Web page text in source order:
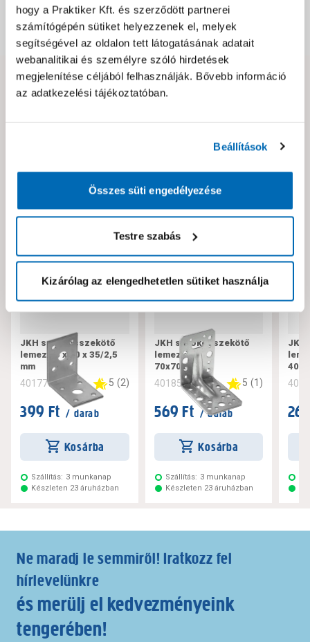
hogy a Praktiker Kft. és szerződött partnerei
számítógépén sütiket helyezzenek el, melyek
segítségével az oldalon tett látogatásának adatait
webanalitikai és személyre szóló hirdetések
megjelenítése céljából felhasználják. Bővebb információ
az adatkezelési tájékoztatóban.
Beállítások
Összes süti engedélyezése
Testre szabás
Kizárólag az elengedhetetlen sütiket használja
Dokumentumok, felelős személy
Hibát találtál az oldalon vagy a termék leírásában?
JKH sarokösszekötő
lemez 50 x 50 x 35/2,5
mm
401779 5 (2)
399 Ft / darab
Kosárba
Szállítás: 3 munkanap
Készleten 23 áruházban
JKH sarokösszekötő
lemez állíth.
70x70x55mm
401852 5 (1 )
569 Ft / darab
Kosárba
Szállítás: 3 munkanap
Készleten 23 áruházban
JKH
Ne maradj le semmiről! Iratkozz fel
hírlevelünkre
és merülj el kedvezményeink
tengerében!